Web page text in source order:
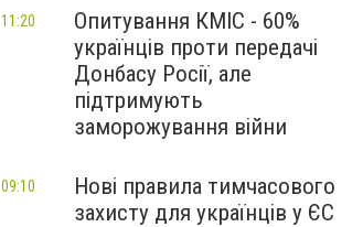
Опитування КМІС - 60%
українців проти передачі
Донбасу Росії, але
підтримують
заморожування війни
11:20
Нові правила тимчасового
захисту для українців у ЄС
09:10